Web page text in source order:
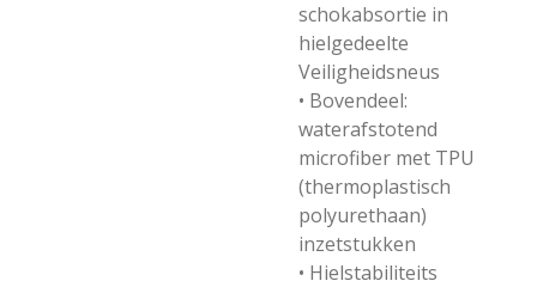
schokabsortie in
hielgedeelte
Veiligheidsneus
• Bovendeel:
waterafstotend
microfiber met TPU
(thermoplastisch
polyurethaan)
inzetstukken
• Hielstabiliteits